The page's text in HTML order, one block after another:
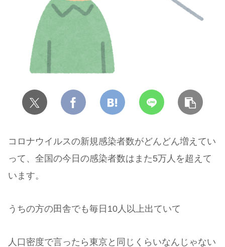
コロナウイルスの新規感染者数がどんどん増えてい
って、全国の今日の感染者数はまた5万人を超えて
います。
うちの方の田舎でも毎日10人以上出ていて
人口密度で言ったら東京と同じくらいなんじゃない